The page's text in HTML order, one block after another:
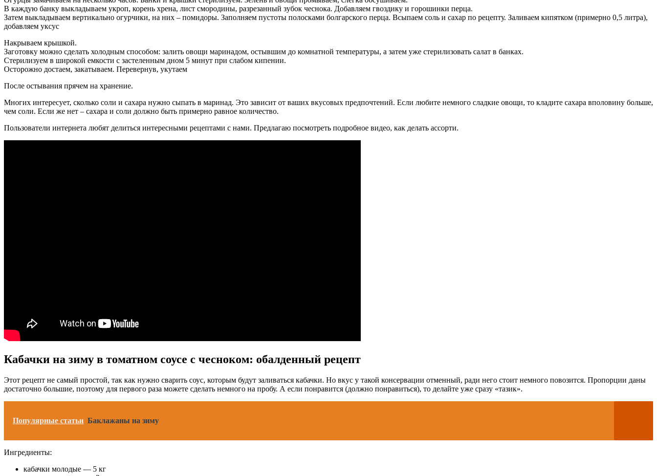
В каждую банку выкладываем укроп, корень хрена, лист смородины, разрезанный зубок чеснока. Добавляем гвоздику и горошинки перца.
Затем выкладываем вертикально огурчики, на них – помидоры. Заполняем пустоты полосками болгарского перца. Всыпаем соль и сахар по рецепту. Заливаем кипятком (примерно 0,5 литра),
добавляем уксус
Накрываем крышкой.
Заготовку можно сделать холодным способом: залить овощи маринадом, остывшим до комнатной температуры, а затем уже стерилизовать салат в банках.
Стерилизуем в широкой емкости с застеленным дном 5 минут при слабом кипении.
Осторожно достаем, закатываем. Перевернув, укутаем
После остывания прячем на хранение.
Многих интересует, сколько соли и сахара нужно сыпать в маринад. Это зависит от ваших вкусовых предпочтений. Если любите немного сладкие овощи, то кладите сахара вполовину больше,
чем соли. Если же нет – сахара и соли должно быть примерно равное количество.
Пользователи интернета любят делиться интересными рецептами с нами. Предлагаю посмотреть подробное видео, как делать ассорти.
Кабачки на зиму в томатном соусе с чесноком: обалденный рецепт
Этот рецепт не самый простой, так как нужно сварить соус, которым будут заливаться кабачки. Но вкус у такой консервации отменный, ради него стоит немного повозится. Пропорции даны
достаточно большие, поэтому для первого раза можете сделать немного на пробу. А если понравится (должно понравиться), то делайте уже сразу «тазик».
Популярные статьи Баклажаны на зиму
Ингредиенты:
кабачки молодые — 5 кг